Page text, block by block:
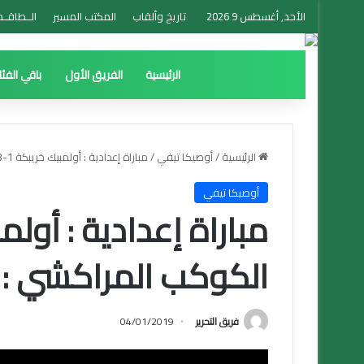
الأحد, أغسطس 9 2026 تاريخ وألقاب المكتب المسير
الرئيسية الفريق الأول باقي
الرئيسية/أوصيكا تيفي/مباراة إعدادية : أولمبيك خريبكة 1-3 الكوكب المراكشي : ملخص المباراة
أوصيكا تيفي
الكوكب المراكشي
فريق التحرير 04/01/2019